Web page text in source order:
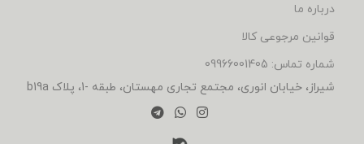
درباره ما
قوانین مرجوعی کالا
شماره تماس: 09966001405
شیراز، خیابان انوری، مجتمع تجاری مهستان، طبقه -1، پلاک b19a